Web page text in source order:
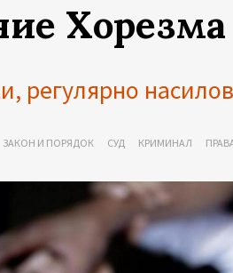
Хорезма
регулярно
ЗАКОН И ПОРЯДОК СУД КРИМИНАЛ